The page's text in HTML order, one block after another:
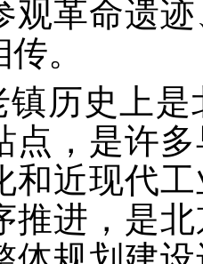
观革命遗
。
镇历史上
点，是许
和近现代
推进，是